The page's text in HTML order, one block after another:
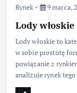
Rynek 9 marca,
Lody
Lody włoskie to
w sobie prostotę
powiązanie z
analizuje rynek